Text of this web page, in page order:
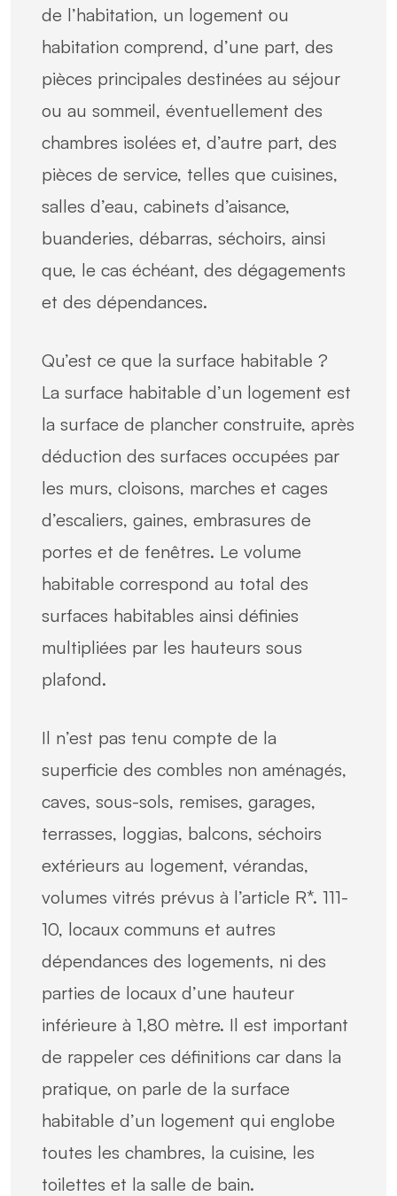
de l’habitation, un logement ou
habitation comprend, d’une part, des
pièces principales destinées au séjour
ou au sommeil, éventuellement des
chambres isolées et, d’autre part, des
pièces de service, telles que cuisines,
salles d’eau, cabinets d’aisance,
buanderies, débarras, séchoirs, ainsi
que, le cas échéant, des dégagements
et des dépendances.
Qu’est ce que la surface habitable ?
La surface habitable d’un logement est
la surface de plancher construite, après
déduction des surfaces occupées par
les murs, cloisons, marches et cages
d’escaliers, gaines, embrasures de
portes et de fenêtres. Le volume
habitable correspond au total des
surfaces habitables ainsi définies
multipliées par les hauteurs sous
plafond.
Il n’est pas tenu compte de la
superficie des combles non aménagés,
caves, sous-sols, remises, garages,
terrasses, loggias, balcons, séchoirs
extérieurs au logement, vérandas,
volumes vitrés prévus à l’article R*. 111-
10, locaux communs et autres
dépendances des logements, ni des
parties de locaux d’une hauteur
inférieure à 1,80 mètre. Il est important
de rappeler ces définitions car dans la
pratique, on parle de la surface
habitable d’un logement qui englobe
toutes les chambres, la cuisine, les
toilettes et la salle de bain.